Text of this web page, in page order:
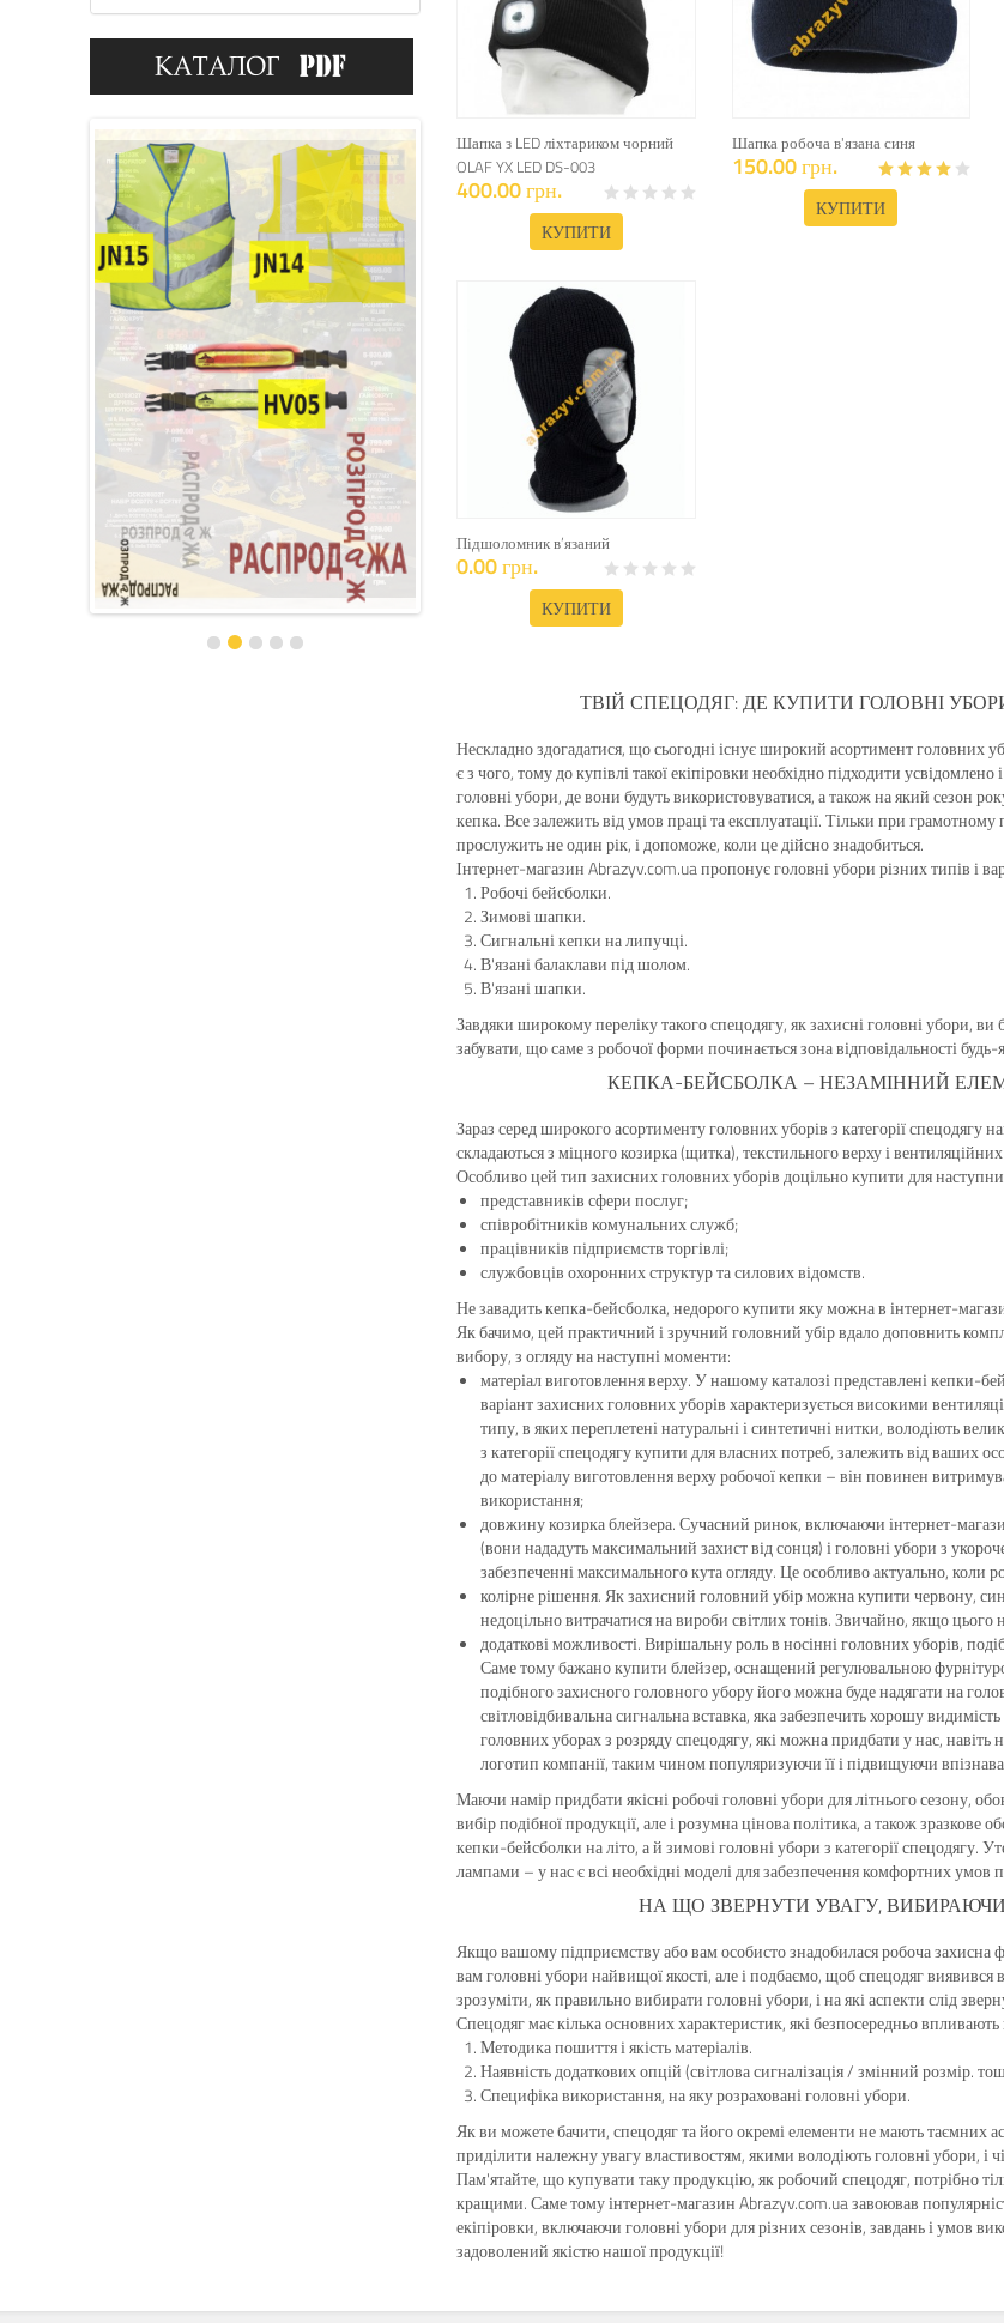
Шапка з LED ліхтариком чорний
OLAF YX LED DS-003
400.00 грн.
КУПИТИ
Шапка робоча в'язана синя
150.00 грн.
КУПИТИ
Підшоломник в’язаний
0.00 грн.
КУПИТИ
ТВІЙ СПЕЦОДЯГ: ДЕ КУПИТИ ГОЛОВНІ
Нескладно здогадатися, що сьогодні існує широкий асортимент головних
є з чого, тому до купівлі такої екіпіровки необхідно підходити
головні убори, де вони будуть використовуватися, а також на який сезон
кепка. Все залежить від умов праці та експлуатації. Тільки при
прослужить не один рік, і допоможе, коли це дійсно знадобиться.
Інтернет-магазин Abrazyv.com.ua пропонує головні убори різних типів і
Робочі бейсболки.
Зимові шапки.
Сигнальні кепки на липучці.
В'язані балаклави під шолом.
В'язані шапки.
Завдяки широкому переліку такого спецодягу, як захисні головні убори,
забувати, що саме з робочої форми починається зона відповідальності
КЕПКА-БЕЙСБОЛКА – НЕЗАМІННИЙ
Зараз серед широкого асортименту головних уборів з категорії
складаються з міцного козирка (щитка), текстильного верху і
Особливо цей тип захисних головних уборів доцільно купити для
представників сфери послуг;
співробітників комунальних служб;
працівників підприємств торгівлі;
службовців охоронних структур та силових відомств.
Не завадить кепка-бейсболка, недорого купити яку можна в інтернет-
Як бачимо, цей практичний і зручний головний убір вдало доповнить
вибору, з огляду на наступні моменти:
матеріал виготовлення верху. У нашому каталозі представлені кепки-
варіант захисних головних уборів характеризується високими
типу, в яких переплетені натуральні і синтетичні нитки, володіють
з категорії спецодягу купити для власних потреб, залежить від ваших
до матеріалу виготовлення верху робочої кепки – він повинен
використання;
довжину козирка блейзера. Сучасний ринок, включаючи інтернет-
(вони нададуть максимальний захист від сонця) і головні убори з
забезпеченні максимального кута огляду. Це особливо актуально, коли
колірне рішення. Як захисний головний убір можна купити червону,
недоцільно витрачатися на вироби світлих тонів. Звичайно, якщо цього
додаткові можливості. Вирішальну роль в носінні головних уборів,
Саме тому бажано купити блейзер, оснащений регулювальною
подібного захисного головного убору його можна буде надягати на
світловідбивальна сигнальна вставка, яка забезпечить хорошу
головних уборах з розряду спецодягу, які можна придбати у нас,
логотип компанії, таким чином популяризуючи її і підвищуючи
Маючи намір придбати якісні робочі головні убори для літнього сезону,
вибір подібної продукції, але і розумна цінова політика, а також
кепки-бейсболки на літо, а й зимові головні убори з категорії спецодягу.
лампами – у нас є всі необхідні моделі для забезпечення комфортних умов
НА ЩО ЗВЕРНУТИ УВАГУ,
Якщо вашому підприємству або вам особисто знадобилася робоча
вам головні убори найвищої якості, але і подбаємо, щоб спецодяг
зрозуміти, як правильно вибирати головні убори, і на які аспекти слід
Спецодяг має кілька основних характеристик, які безпосередньо
Методика пошиття і якість матеріалів.
Наявність додаткових опцій (світлова сигналізація / змінний розмір.
Специфіка використання, на яку розраховані головні убори.
Як ви можете бачити, спецодяг та його окремі елементи не мають таємних
приділити належну увагу властивостям, якими володіють головні убори, і
Пам'ятайте, що купувати таку продукцію, як робочий спецодяг, потрібно
кращими. Саме тому інтернет-магазин Abrazyv.com.ua завоював
екіпіровки, включаючи головні убори для різних сезонів, завдань і умов
задоволений якістю нашої продукції!